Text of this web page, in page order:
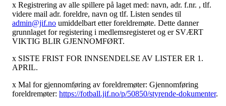
x Registrering av alle spillere på laget med: navn, adr. f.nr. , tlf.
videre mail adr. foreldre, navn og tlf. Listen sendes til
admin@jif.no umiddelbart etter foreldremøte. Dette danner
grunnlaget for registering i medlemsregisteret og er SVÆRT
VIKTIG BLIR GJENNOMFØRT.
x SISTE FRIST FOR INNSENDELSE AV LISTER ER 1.
APRIL.
x Mal for gjennomføring av foreldremøter: Gjennomføring
foreldremøter: https://fotball.jif.no/p/50850/styrende-dokumenter.